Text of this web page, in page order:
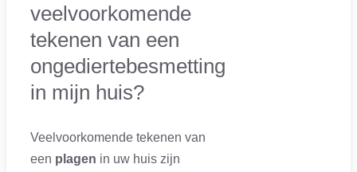
veelvoorkomende
tekenen van een
ongediertebesmetting
in mijn huis?
Veelvoorkomende tekenen van
een plagen in uw huis zijn